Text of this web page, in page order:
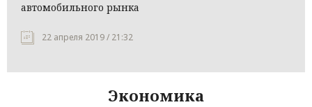
автомобильного рынка
22 апреля 2019 / 21:32
Экономика